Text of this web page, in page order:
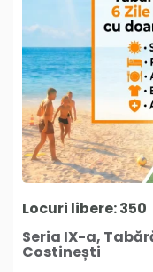
Locuri libere: 350
Seria IX-a,
Costinești